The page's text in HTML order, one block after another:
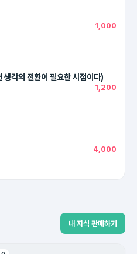
1,000
각의 전환이 필요한 시점이다)
1,200
4,000
내 지식 판매하기